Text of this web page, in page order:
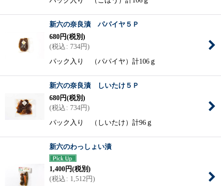
新六の奈良漬 パパイヤ５Ｐ
680円(税別)
(税込: 734円)
パック入り （パパイヤ）計106ｇ
新六の奈良漬 しいたけ５Ｐ
680円(税別)
(税込: 734円)
パック入り （しいたけ）計96ｇ
新六のわっしょい漬
1,400円(税別)
(税込: 1,512円)